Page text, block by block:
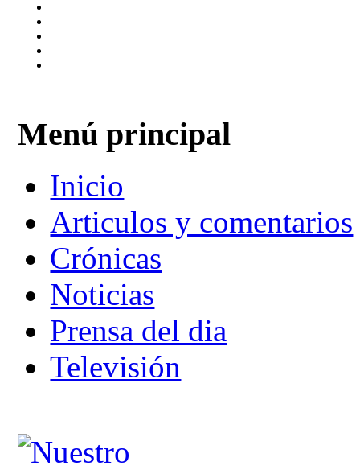
Menú principal
Inicio
Articulos y comentarios
Crónicas
Noticias
Prensa del dia
Televisión